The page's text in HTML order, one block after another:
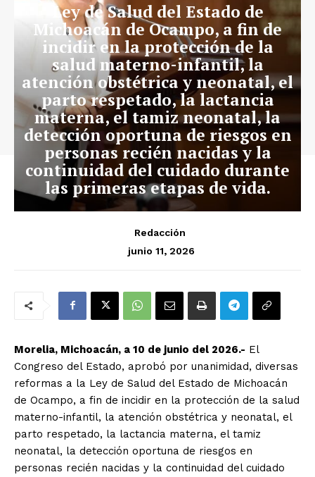
Ley de Salud del Estado de
Michoacán de Ocampo, a fin de
incidir en la protección de la
salud materno-infantil, la
atención obstétrica y neonatal, el
parto respetado, la lactancia
materna, el tamiz neonatal, la
detección oportuna de riesgos en
personas recién nacidas y la
continuidad del cuidado durante
las primeras etapas de vida.
Redacción
junio 11, 2026
Morelia, Michoacán, a 10 de junio del 2026.- El
Congreso del Estado, aprobó por unanimidad, diversas
reformas a la Ley de Salud del Estado de Michoacán
de Ocampo, a fin de incidir en la protección de la salud
materno-infantil, la atención obstétrica y neonatal, el
parto respetado, la lactancia materna, el tamiz
neonatal, la detección oportuna de riesgos en
personas recién nacidas y la continuidad del cuidado